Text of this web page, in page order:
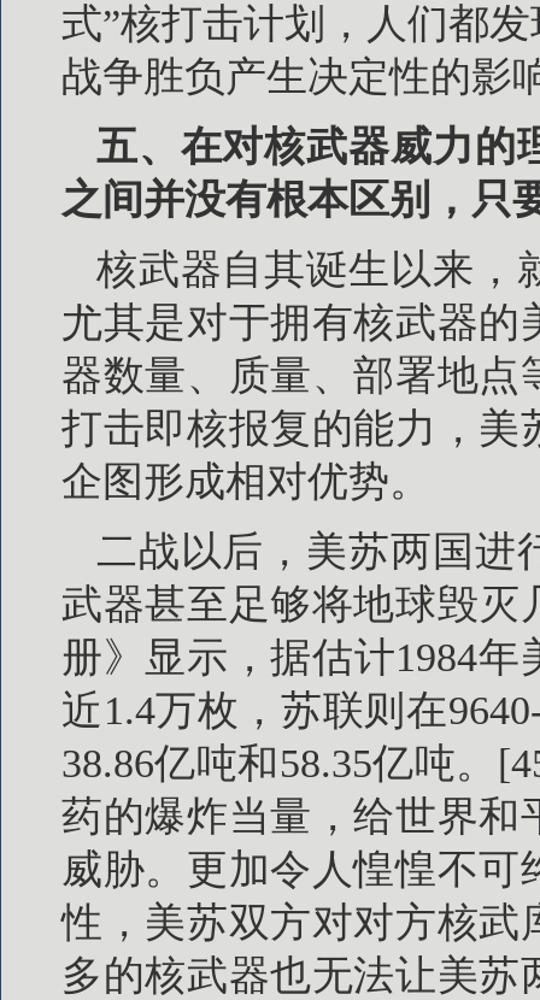
式”核打击计划，人们都
战争胜负产生决定性的影
五、在对核武器威力的
之间并没有根本区别，只
核武器自其诞生以来，
尤其是对于拥有核武器
器数量、质量、部署地
打击即核报复的能力，美
企图形成相对优势。
二战以后，美苏两国进
武器甚至足够将地球毁
册》显示，据估计1984
近1.4万枚，苏联则在
38.86亿吨和58.35亿吨。
药的爆炸当量，给世界和
威胁。更加令人惶惶不
性，美苏双方对对方核武
多的核武器也无法让美